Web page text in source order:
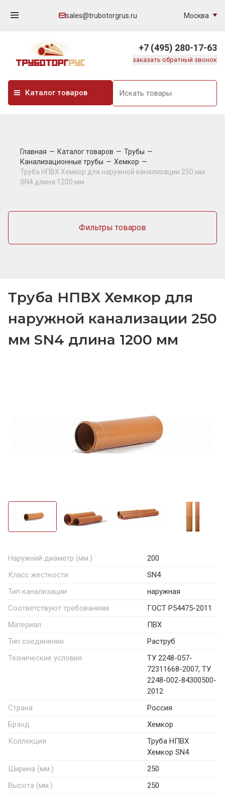
sales@trubotorgrus.ru Москва
Каталог товаров
+7 (495) 280-17-63
заказать обратный звонок
Главная Каталог товаров
Трубы
Канализационные трубы
Хемкор
Труба НПВХ Хемкор для наружной канализации 250 мм
SN4 длина 1200 мм
Фильтры товаров
Труба НПВХ Хемкор для
наружной канализации 250
мм SN4 длина 1200 мм
Наружний диаметр (мм.)
200
Класс жесткости
SN4
Тип канализации
наружная
Соответствуют требованиям
ГОСТ Р54475-2011
Материал
ПВХ
Тип соединения
Раструб
Технические условия
ТУ 2248-057-
72311668-2007, ТУ
2248-002-84300500-
2012
Страна
Россия
Брэнд
Хемкор
Коллекция
Труба НПВХ
Хемкор SN4
Ширина (мм.)
250
Высота (мм.)
250